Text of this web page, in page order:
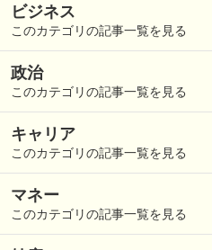
ビジネス
このカテゴリの記事一覧を見る
政治
このカテゴリの記事一覧を見る
キャリア
このカテゴリの記事一覧を見る
マネー
このカテゴリの記事一覧を見る